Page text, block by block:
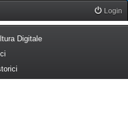
Login
a new tab)
Digitale(Opens a new tab)